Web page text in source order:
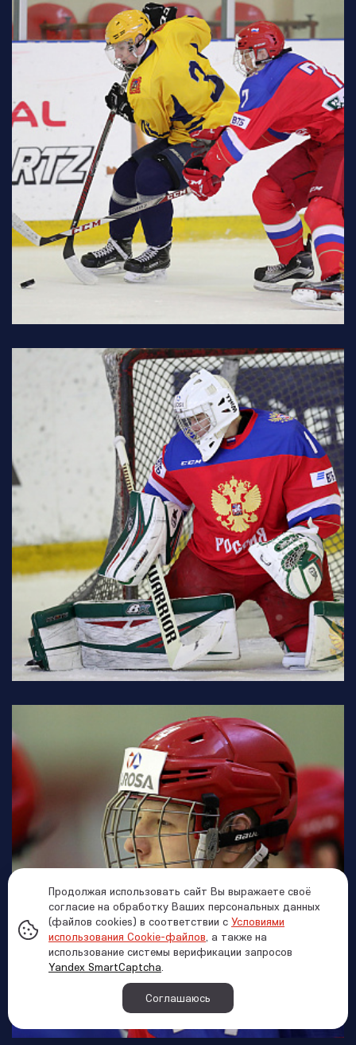
Продолжая использовать сайт Вы выражаете своё
согласие на обработку Ваших персональных данных
(файлов cookies) в соответствии с Условиями
использования Cookie-файлов, а также на
использование системы верификации запросов
Yandex SmartCaptcha.
Соглашаюсь